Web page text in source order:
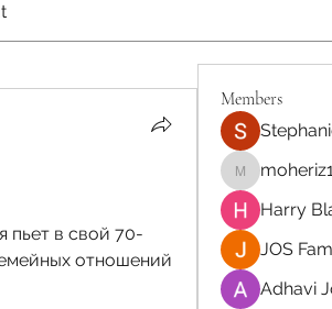
пьет в свой 70-
отношений
Members
moheriz19999
Harry
JOS
Adhavi